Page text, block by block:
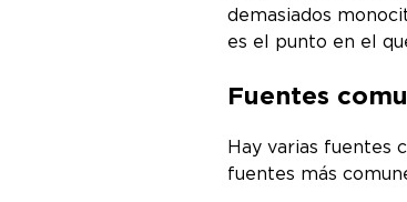
demasiados
es el punto en el
Fuentes
Hay varias fuentes
fuentes más